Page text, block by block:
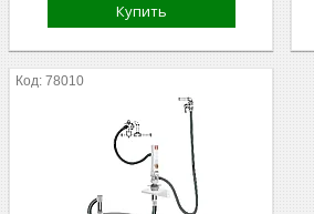
Купить
78010